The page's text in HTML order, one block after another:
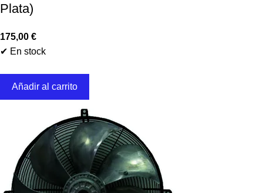
Plata)
175,00 €
✔ En stock
Añadir al carrito